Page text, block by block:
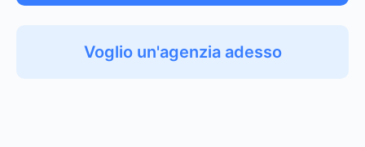
Voglio un'agenzia adesso